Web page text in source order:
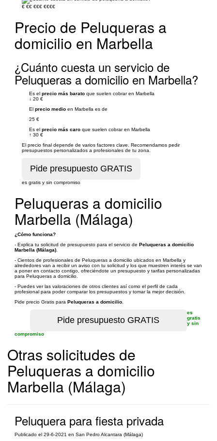
€ €€ €€€ €€€€
Precio de Peluqueras a
domicilio en Marbella
¿Cuánto cuesta un servicio de
Peluqueras a domicilio en Marbella?
Es el precio más barato que suelen cobrar en Marbella
↓ 20 €
El precio medio en Marbella es de
25 €
Es el precio más caro que suelen cobrar en Marbella
↑ 30 €
El precio final depende de varios factores clave. Recomendamos pedir
presupuestos personalizados a profesionales de tu zona.
es gratis y sin compromiso
Peluqueras a domicilio
Marbella (Málaga)
¿Cómo funciona?
- Explica tu solicitud de presupuesto para el servicio de Peluqueras a domicilio
Marbella (Málaga)
- Cientos de profesionales de Peluqueras a domicilio ubicados en Marbella y
alrededores van a recibir un aviso con tu solicitud y los que muestren interés se van
a poner en contacto contigo, ofreciéndote un presupuesto y tarifas personalizadas
para Peluqueras a domicilio.
- Puedes ver las valoraciones de otros clientes así como el perfil de cada
profesional para poder comparar los presupuestos y tomar la mejor decisión.
Pide precio Gratis para Peluqueras a domicilio
es
gratis
y sin
compromiso
Otras solicitudes de
Peluqueras a domicilio
Marbella (Málaga)
Peluquera para fiesta privada
Publicado el 29-6-2021 en San Pedro Alcantara (Málaga)